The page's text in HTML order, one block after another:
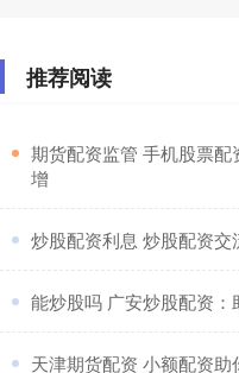
推荐阅读
期货配资监管 手机股票
增
炒股配资利息 炒股配资
能炒股吗 广安炒股配资
天津期货配资 小额配资